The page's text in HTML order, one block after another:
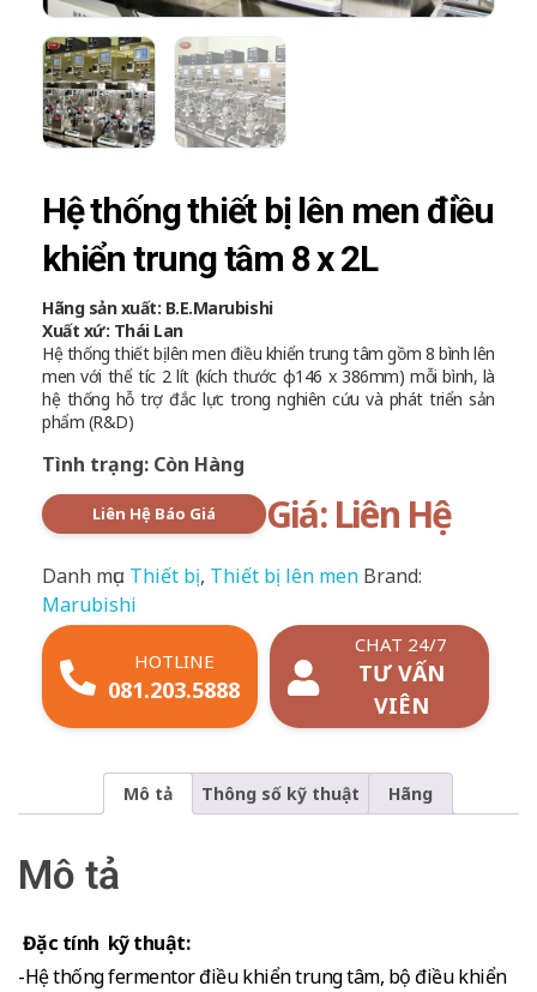
Tình trạng: Còn Hàng
Hệ thống thiết bị lên men điều
khiển trung tâm 8 x 2L
Giá: Liên Hệ
Liên Hệ Báo Giá
Hãng sản xuất: B.E.Marubishi
Xuất xứ: Thái Lan
Hệ thống thiết bị lên men điều khiển trung tâm gồm 8 bình lên
men với thể tíc 2 lít (kích thước ϕ146 x 386mm) mỗi bình, là
hệ thống hỗ trợ đắc lực trong nghiên cứu và phát triển sản
phẩm (R&D)
HOTLINE
081.203.5888
CHAT 24/7
TƯ VẤN
VIÊN
Danh mục: Thiết bị, Thiết bị lên men Brand:
Marubishi
Mô tả Thông số kỹ thuật Hãng
Mô tả
Đặc tính kỹ thuật:
-Hệ thống fermentor điều khiển trung tâm, bộ điều khiển